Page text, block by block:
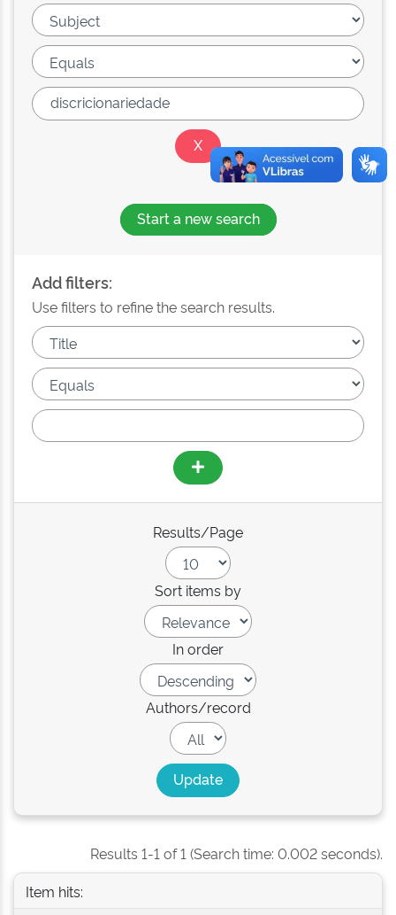
Start a new search
Add filters:
Use filters to refine the search results.
Results/Page
Sort items by
In order
Authors/record
Results 1-1 of 1 (Search time: 0.002 seconds).
Item hits: